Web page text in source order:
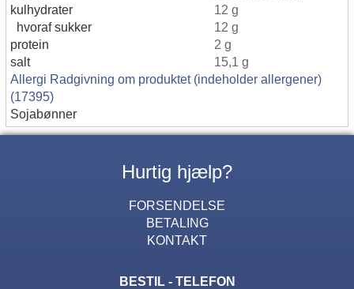
kulhydrater
12 g
hvoraf sukker
12 g
protein
2 g
salt
15,1 g
Allergi Radgivning om produktet (indeholder allergener)
(17395)
Sojabønner
Hurtig hjælp?
FORSENDELSE
BETALING
KONTAKT
BESTIL - TELEFON